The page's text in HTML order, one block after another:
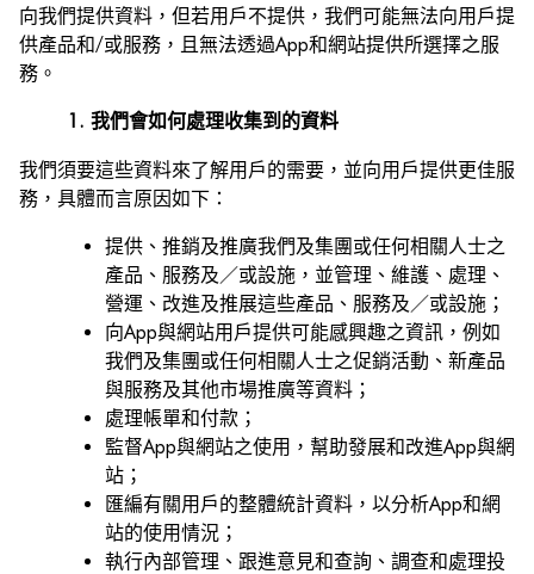
向我們提供資料，但若用戶不提供，我們可能無法向用戶提
供產品和/或服務，且無法透過App和網站提供所選擇之服
務。
1. 我們會如何處理收集到的資料
我們須要這些資料來了解用戶的需要，並向用戶提供更佳服
務，具體而言原因如下：
提供、推銷及推廣我們及集團或任何相關人士之
產品、服務及／或設施，並管理、維護、處理、
營運、改進及推展這些產品、服務及／或設施；
向App與網站用戶提供可能感興趣之資訊，例如
我們及集團或任何相關人士之促銷活動、新產品
與服務及其他市場推廣等資料；
處理帳單和付款；
監督App與網站之使用，幫助發展和改進App與網
站；
匯編有關用戶的整體統計資料，以分析App和網
站的使用情況；
執行內部管理、跟進意見和查詢、調查和處理投